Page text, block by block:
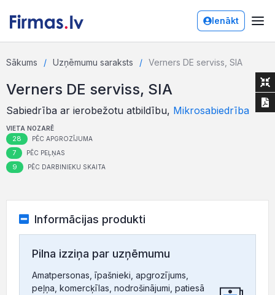
Ienākt
Sākums Uzņēmumu saraksts Verners DE serviss, SIA
Verners DE serviss, SIA
Sabiedrība ar ierobežotu atbildību, Mikrosabiedrība
VIETA NOZARĒ
28 PĒC APGROZĪJUMA
7 PĒC PEĻŅAS
9 PĒC DARBINIEKU SKAITA
Informācijas produkti
Pilna izziņa par uzņēmumu
Amatpersonas, īpašnieki, apgrozījums,
peļņa, komercķīlas, nodrošinājumi, patiesā